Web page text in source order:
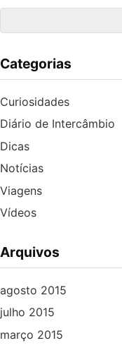
Categorias
Curiosidades
Diário de Intercâmbio
Dicas
Notícias
Viagens
Vídeos
Arquivos
agosto 2015
julho 2015
março 2015